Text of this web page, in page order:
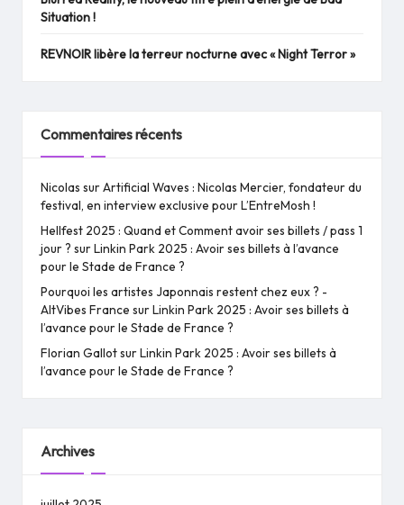
Situation !
REVNOIR libère la terreur nocturne avec « Night Terror »
Commentaires récents
Nicolas surArtificial Waves : Nicolas Mercier, fondateur du
festival, en interview exclusive pour L’EntreMosh !
Hellfest 2025 : Quand et Comment avoir ses billets / pass 1
jour ? surLinkin Park 2025 : Avoir ses billets à l’avance
pour le Stade de France ?
Pourquoi les artistes Japonnais restent chez eux ? -
AltVibes France surLinkin Park 2025 : Avoir ses billets à
l’avance pour le Stade de France ?
Florian GallotsurLinkin Park 2025 : Avoir ses billets à
l’avance pour le Stade de France ?
Archives